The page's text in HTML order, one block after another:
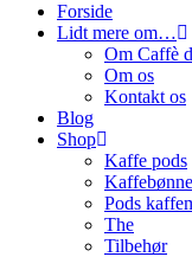
Forside
Lidt mere om…
Om Caffè
Om os
Kontakt os
Blog
Shop
Kaffe pods
Pods
The
Tilbehør